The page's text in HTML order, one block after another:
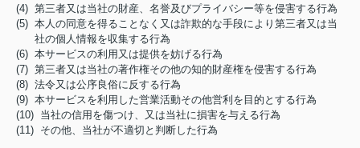
(4) 第三者又は当社の財産、名誉及びプライバシー等を侵害する行為
(5) 本人の同意を得ることなく又は詐欺的な手段により第三者又は当
社の個人情報を収集する行為
(6) 本サービスの利用又は提供を妨げる行為
(7) 第三者又は当社の著作権その他の知的財産権を侵害する行為
(8) 法令又は公序良俗に反する行為
(9) 本サービスを利用した営業活動その他営利を目的とする行為
(10) 当社の信用を傷つけ、又は当社に損害を与える行為
(11) その他、当社が不適切と判断した行為